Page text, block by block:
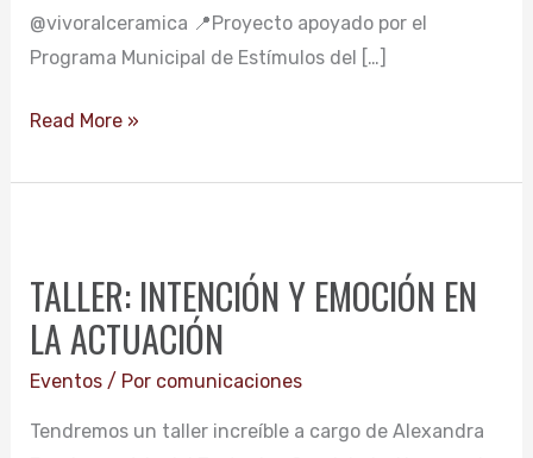
@vivoralceramica 📍Proyecto apoyado por el
Programa Municipal de Estímulos del […]
Read More »
TALLER: INTENCIÓN Y EMOCIÓN EN
LA ACTUACIÓN
Eventos/ Por comunicaciones
Tendremos un taller increíble a cargo de Alexandra
EMOCIÓN
ACTUACIÓN